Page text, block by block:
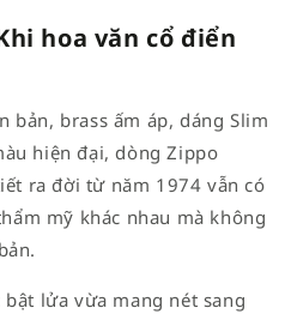
hoa văn cổ điển
bản, brass ấm áp, dáng Slim
hiện đại, dòng Zippo
ra đời từ năm 1974 vẫn có
mỹ khác nhau mà không
lửa vừa mang nét sang